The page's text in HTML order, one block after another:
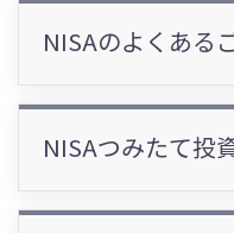
NISAのよくある
NISAつみたて投